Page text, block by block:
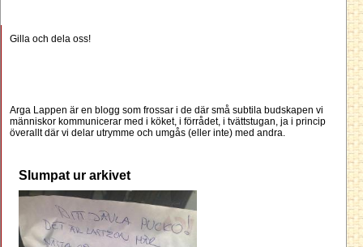
Gilla och dela oss!
Arga Lappen är en blogg som frossar i de där små subtila budskapen vi
människor kommunicerar med i köket, i förrådet, i tvättstugan, ja i princip
överallt där vi delar utrymme och umgås (eller inte) med andra.
Slumpat ur arkivet